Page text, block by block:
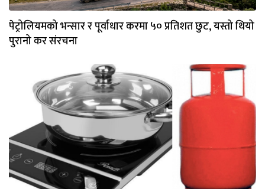
पेट्रोलियमको भन्सार र पूर्वाधार करमा ५० प्रतिशत छुट, यस्तो थियो
पुरानो कर संरचना